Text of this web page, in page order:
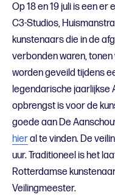
Op 18 en 19 juli is een
C3-Studios,
kunstenaars die in de
verbonden waren,
worden geveild tijdens
legendarische jaarlijkse
opbrengst is voor de
goede aan De
hieral te vinden. De
uur. Traditioneel is het
Rotterdamse
Veilingmeester.